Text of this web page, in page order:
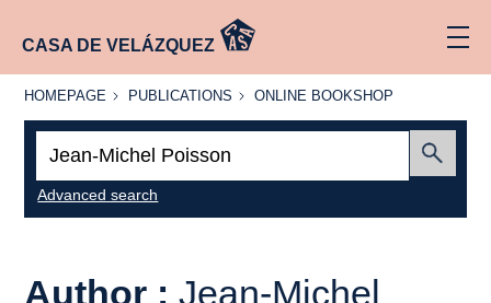
CASA DE VELÁZQUEZ
HOMEPAGE
HOMEPAGE PUBLICATIONS
PUBLICATIONS
ONLINE
ONLINE BOOKSHOP
Advanced search
Author :Jean-Michel